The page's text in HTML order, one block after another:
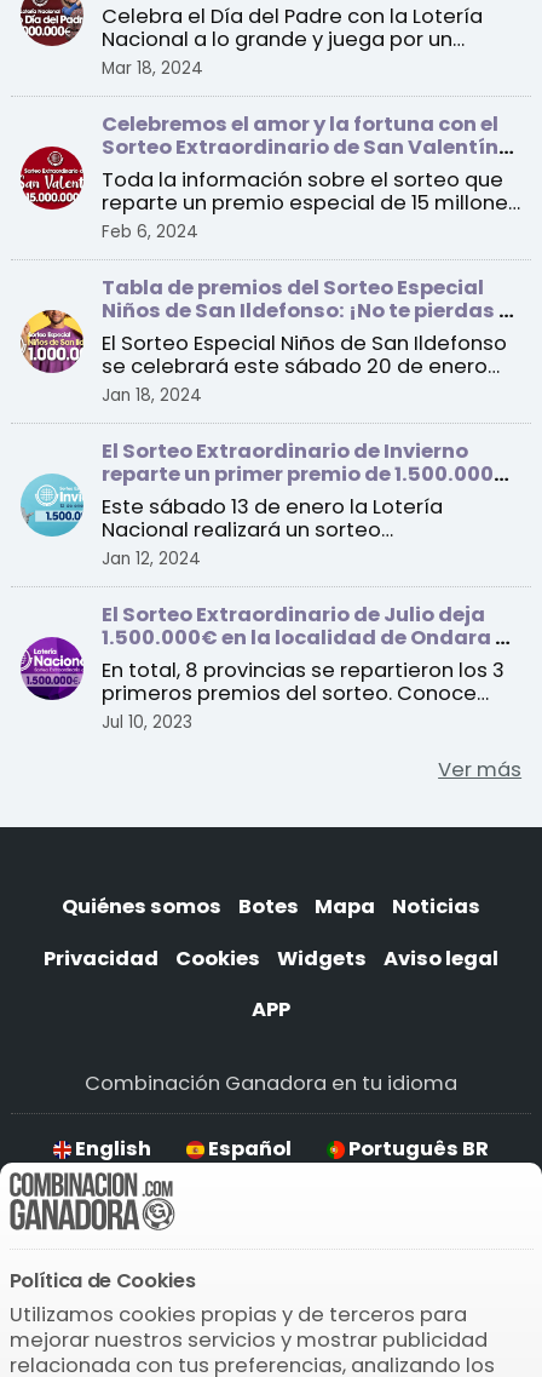
Celebra el Día del Padre con la Lotería
Nacional a lo grande y juega por un
premio especial de 1 ...
Mar 18, 2024
Celebremos el amor y la fortuna con el
Sorteo Extraordinario de San Valentín
2024
Toda la información sobre el sorteo que
reparte un premio especial de 15 millones
Feb 6, 2024
Tabla de premios del Sorteo Especial
Niños de San Ildefonso: ¡No te pierdas el
sorteo de este sábado!
El Sorteo Especial Niños de San Ildefonso
se celebrará este sábado 20 de enero
con un primer pre ...
Jan 18, 2024
El Sorteo Extraordinario de Invierno
reparte un primer premio de 1.500.000
euros por serie
Este sábado 13 de enero la Lotería
Nacional realizará un sorteo
extraordinario con un total de 1 ...
Jan 12, 2024
El Sorteo Extraordinario de Julio deja
1.500.000€ en la localidad de Ondara en
Alicante
En total, 8 provincias se repartieron los 3
primeros premios del sorteo. Conoce
todos los detall ...
Jul 10, 2023
Ver más
Quiénes somos Botes Mapa
Noticias
Privacidad
Cookies Widgets
Aviso legal
APP
Combinación Ganadora en tu idioma
English Español Português BR
Descarga la APP
Política de Cookies
Utilizamos cookies propias y de terceros para
mejorar nuestros servicios y mostrar publicidad
relacionada con tus preferencias, analizando los